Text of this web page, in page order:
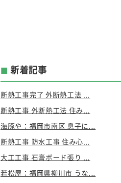
新着記事
断熱工事完了 外断熱工法 ...
断熱工事 外断熱工法 住み...
海豚や：福岡市南区 息子に...
断熱工事 防水工事 住み心...
大工工事 石膏ボード張り ...
若松屋：福岡県柳川市 うな...